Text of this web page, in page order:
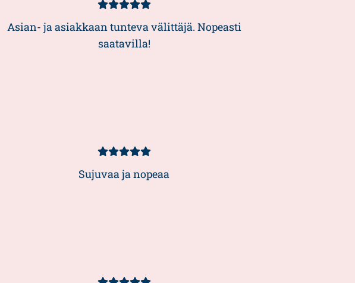
Kundbetyg
5/5
Asian- ja asiakkaan tunteva välittäjä. Nopeasti
saatavilla!
Kundbetyg
Sujuvaa ja nopeaa